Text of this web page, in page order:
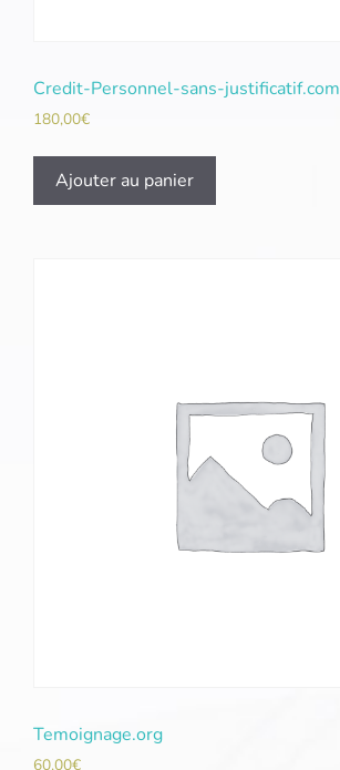
Credit-Personnel-sans-justificatif.com
180,00€
Ajouter au panier
Temoignage.org
60,00€